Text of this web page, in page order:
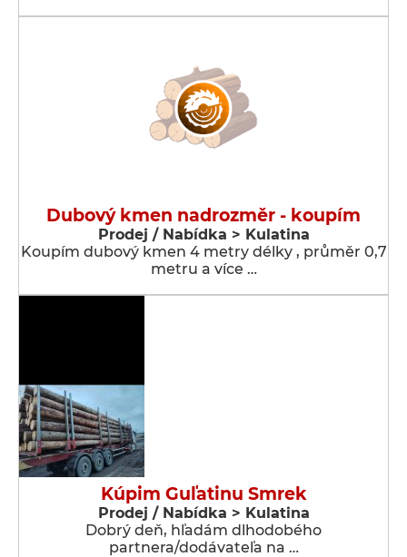
Dubový kmen nadrozměr - koupím
Prodej / Nabídka > Kulatina
Koupím dubový kmen 4 metry délky , průměr 0,7
metru a více …
Kúpim Guľatinu Smrek
Prodej / Nabídka > Kulatina
Dobrý deň, hľadám dlhodobého
partnera/dodávateľa na …